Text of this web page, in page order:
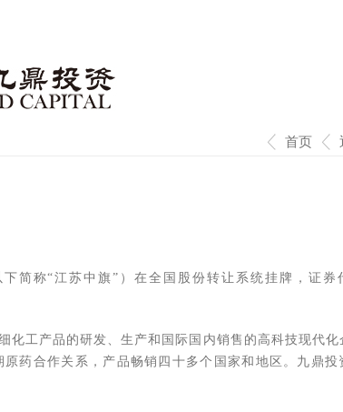
首页
简称“江苏中旗”）在全国股份转让系统挂牌，证券
化工产品的研发、生产和国际国内销售的高科技现代化
药合作关系，产品畅销四十多个国家和地区。九鼎投